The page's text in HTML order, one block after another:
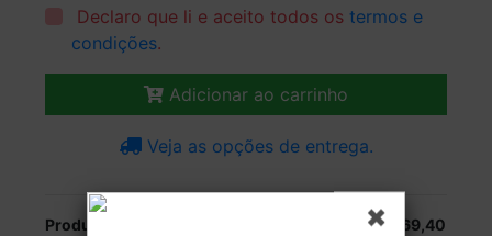
Declaro que li e aceito todos ostermos e
condições.
Adicionar ao carrinho
Veja as opções de entrega.
Produção: R$ 169,40